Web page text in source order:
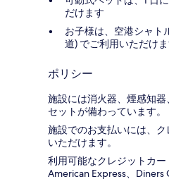
だけます
お子様は、空港シャト
道) でご利用いただけ
ポリシー
施設には消火器、煙感知
セットが備わっています。
施設でのお支払いには、
いただけます。
利用可能なクレジットカー
American Express、